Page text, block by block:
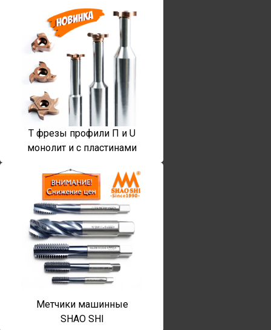
T фрезы профили П и U
монолит и с пластинами
Метчики машинные
SHAO SHI